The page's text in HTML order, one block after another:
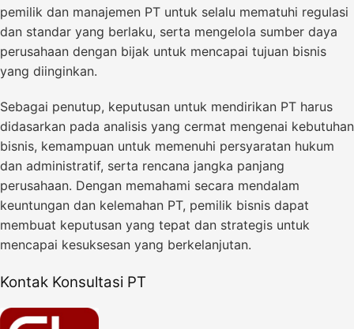
pemilik dan manajemen PT untuk selalu mematuhi regulasi
dan standar yang berlaku, serta mengelola sumber daya
perusahaan dengan bijak untuk mencapai tujuan bisnis
yang diinginkan.
Sebagai penutup, keputusan untuk mendirikan PT harus
didasarkan pada analisis yang cermat mengenai kebutuhan
bisnis, kemampuan untuk memenuhi persyaratan hukum
dan administratif, serta rencana jangka panjang
perusahaan. Dengan memahami secara mendalam
keuntungan dan kelemahan PT, pemilik bisnis dapat
membuat keputusan yang tepat dan strategis untuk
mencapai kesuksesan yang berkelanjutan.
Kontak Konsultasi PT